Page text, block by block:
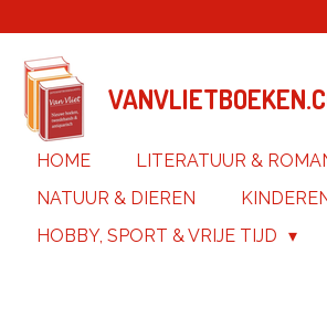
naar
hoofdinhoud
HOME LITERATUUR &
NATUUR & DIEREN
HOBBY, SPORT & VRIJE TIJD